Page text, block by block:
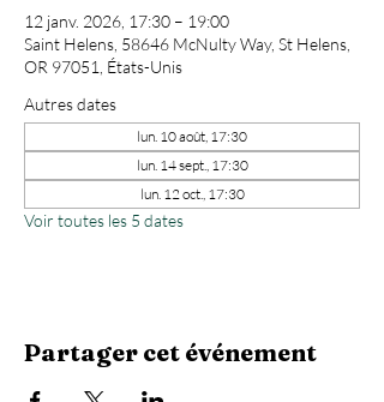
12 janv. 2026, 17:30 – 19:00
Saint Helens, 58646 McNulty Way, St Helens,
OR 97051, États-Unis
Autres dates
lun. 10 août, 17:30
lun. 14 sept., 17:30
lun. 12 oct., 17:30
Voir toutes les 5 dates
Partager cet événement